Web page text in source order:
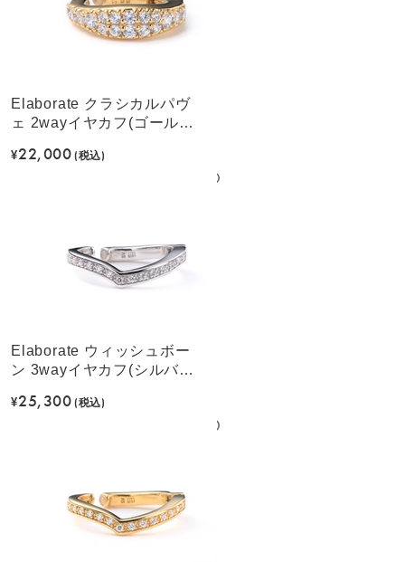
Elaborate クラシカルパヴ
ェ 2wayイヤカフ(ゴールド
¥22,000(税込)
Elaborate ウィッシュボー
ン 3wayイヤカフ(シルバー
¥25,300(税込)